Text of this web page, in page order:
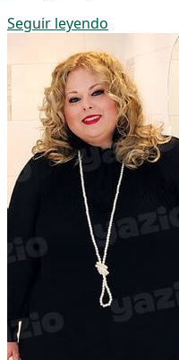
Seguir leyendo